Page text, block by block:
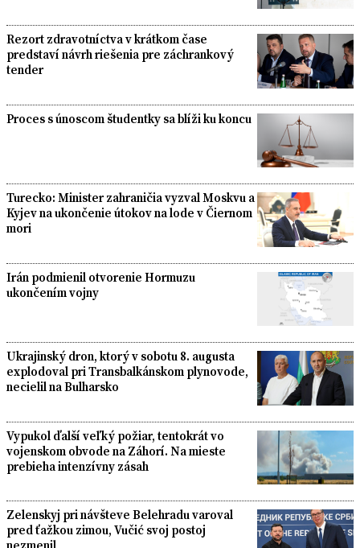
Rezort zdravotníctva v krátkom čase
predstaví návrh riešenia pre záchrankový
tender
Proces s únoscom študentky sa blíži ku koncu
Turecko: Minister zahraničia vyzval Moskvu a
Kyjev na ukončenie útokov na lode v Čiernom
mori
Irán podmienil otvorenie Hormuzu
ukončením vojny
Ukrajinský dron, ktorý v sobotu 8. augusta
explodoval pri Transbalkánskom plynovode,
necielil na Bulharsko
Vypukol ďalší veľký požiar, tentokrát vo
vojenskom obvode na Záhorí. Na mieste
prebieha intenzívny zásah
Zelenskyj pri návšteve Belehradu varoval
pred ťažkou zimou, Vučić svoj postoj